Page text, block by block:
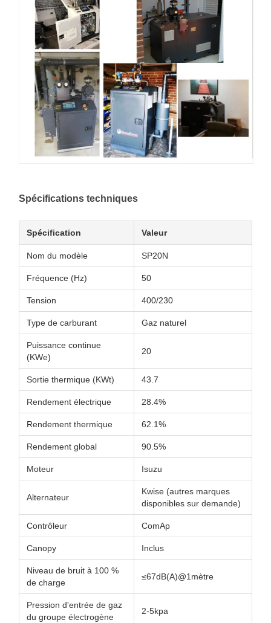
Spécifications techniques
Spécification Valeur
Nom du modèle SP20N
Fréquence (Hz) 50
Tension 400/230
Type de carburant Gaz naturel
Puissance continue
(KWe)
20
Sortie thermique (KWt) 43.7
Rendement électrique 28.4%
Rendement thermique 62.1%
Rendement global 90.5%
Moteur Isuzu
Alternateur
Kwise (autres marques
disponibles sur demande)
Contrôleur ComAp
Canopy Inclus
Niveau de bruit à 100 %
de charge
≤67dB(A)@1mètre
Pression d'entrée de gaz
du groupe électrogène
2-5kpa